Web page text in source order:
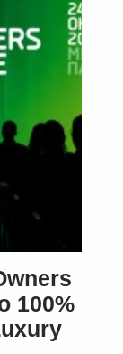
100%